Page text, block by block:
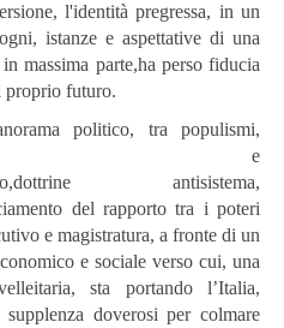
l'identità pregressa, in un
istanze e aspettative di una
massima parte,ha perso fiducia
proprio futuro.
politico, tra populismi,
e
antisistema,
del rapporto tra i poteri
e magistratura, a fronte di un
e sociale verso cui, una
sta portando l’Italia,
doverosi per colmare